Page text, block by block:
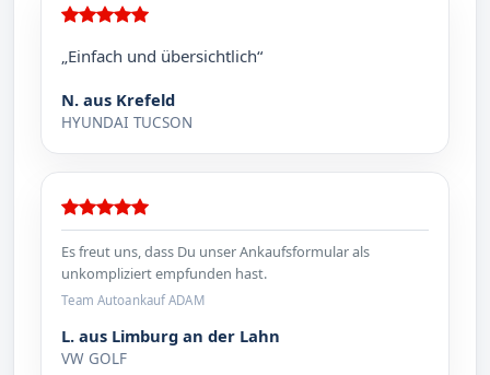
„Einfach und übersichtlich“
N. aus Krefeld
HYUNDAI TUCSON
Es freut uns, dass Du unser Ankaufsformular als
unkompliziert empfunden hast.
Team Autoankauf ADAM
L. aus Limburg an der Lahn
VW GOLF